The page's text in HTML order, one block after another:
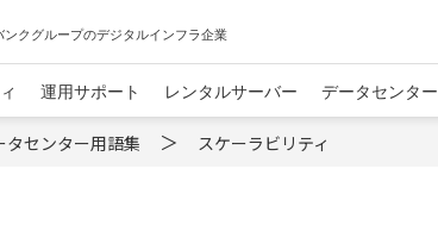
ンクグループのデジタルインフラ企業
運用サポート レンタルサーバー データセンター
タセンター用語集 スケーラビリティ